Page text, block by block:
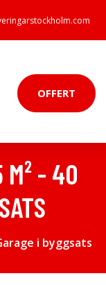
OFFERT
M² - 40
i byggsats